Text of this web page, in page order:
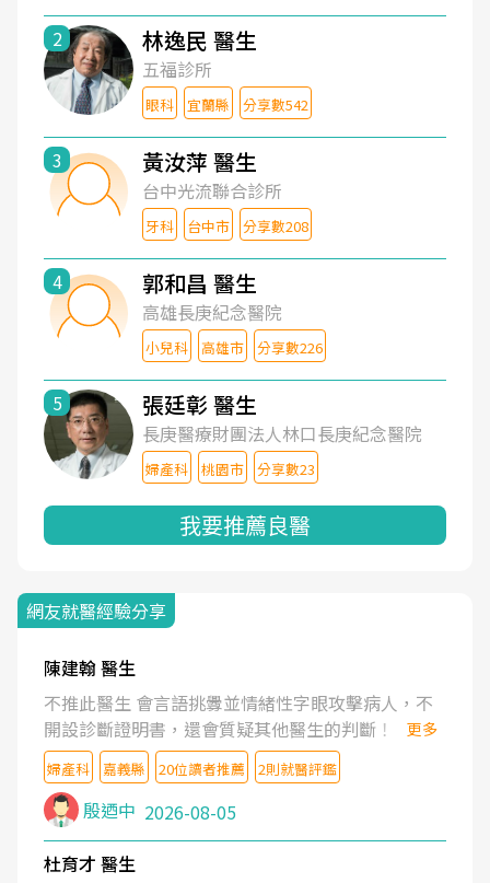
2 林逸民 醫生
五福診所
眼科 宜蘭縣 分享數542
3 黃汝萍 醫生
台中光流聯合診所
牙科 台中市 分享數208
4 郭和昌 醫生
高雄長庚紀念醫院
小兒科 高雄市 分享數226
5 張廷彰 醫生
長庚醫療財團法人林口長庚紀念醫院
婦產科 桃園市 分享數23
我要推薦良醫
網友就醫經驗分享
陳建翰 醫生
不推此醫生 會言語挑釁並情緒性字眼攻擊病人，不
開設診斷證明書，還會質疑其他醫生的判斷！
更多
婦產科 嘉義縣 20位讀者推薦 2則就醫評鑑
殷迺中 2026-08-05
杜育才 醫生